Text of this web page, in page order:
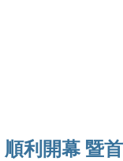
利開幕 暨